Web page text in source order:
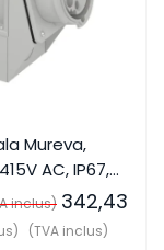
Mureva,
AC, IP67,
Electric
inclus) 342,43
(TVA inclus)